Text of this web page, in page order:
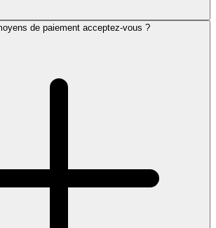
de paiement acceptez-vous ?